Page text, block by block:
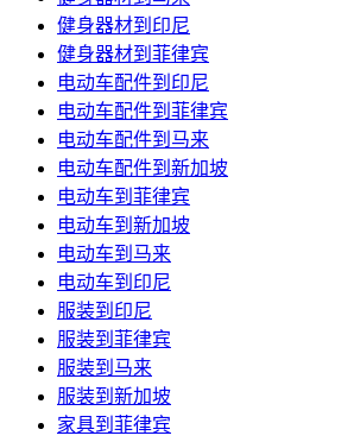
健身器材到印尼
健身器材到菲律宾
电动车配件到印尼
电动车配件到菲律宾
电动车配件到马来
电动车配件到新加坡
电动车到菲律宾
电动车到新加坡
电动车到马来
电动车到印尼
服装到印尼
服装到菲律宾
服装到马来
服装到新加坡
家具到菲律宾